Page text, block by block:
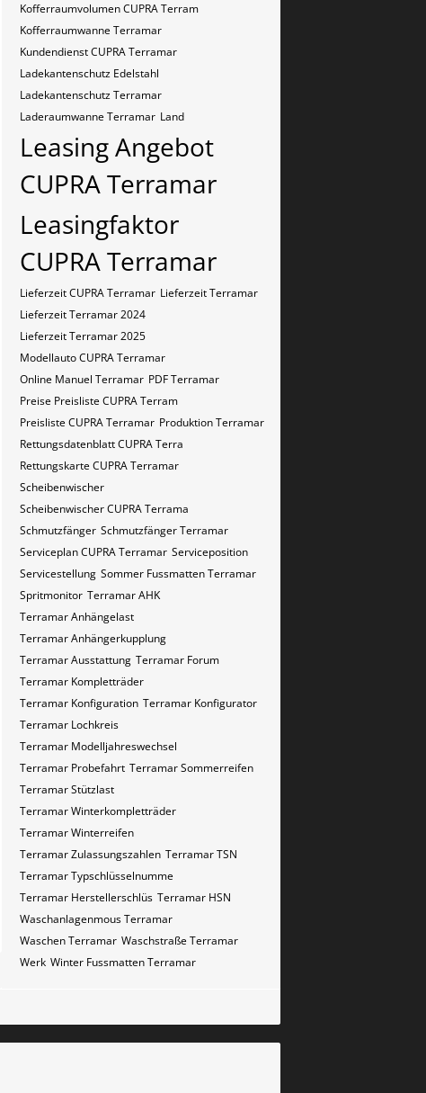
Kofferraumvolumen CUPRA Terram
Kofferraumwanne Terramar
Kundendienst CUPRA Terramar
Ladekantenschutz Edelstahl
Ladekantenschutz Terramar
Laderaumwanne Terramar Land
Leasing Angebot
CUPRA Terramar
Leasingfaktor
CUPRA Terramar
Lieferzeit CUPRA Terramar Lieferzeit Terramar
Lieferzeit Terramar 2024
Lieferzeit Terramar 2025
Modellauto CUPRA Terramar
Online Manuel Terramar PDF Terramar
Preise Preisliste CUPRA Terram
Preisliste CUPRA Terramar Produktion Terramar
Rettungsdatenblatt CUPRA Terra
Rettungskarte CUPRA Terramar
Scheibenwischer
Scheibenwischer CUPRA​ Terrama
Schmutzfänger Schmutzfänger Terramar
Serviceplan CUPRA Terramar Serviceposition
Servicestellung Sommer Fussmatten Terramar
Spritmonitor Terramar AHK
Terramar Anhängelast
Terramar Anhängerkupplung
Terramar Ausstattung Terramar Forum
Terramar Kompletträder
Terramar Konfiguration Terramar Konfigurator
Terramar Lochkreis
Terramar Modelljahreswechsel
Terramar Probefahrt Terramar Sommerreifen
Terramar Stützlast
Terramar Winterkompletträder
Terramar Winterreifen
Terramar Zulassungszahlen Terramar​​​​ TSN
Terramar​​​​ Typschlüsselnumme
Terramar​​​​​ Herstellerschlüs Terramar​​​​​ HSN
Waschanlagenmous Terramar
Waschen Terramar Waschstraße Terramar
Werk Winter Fussmatten Terramar